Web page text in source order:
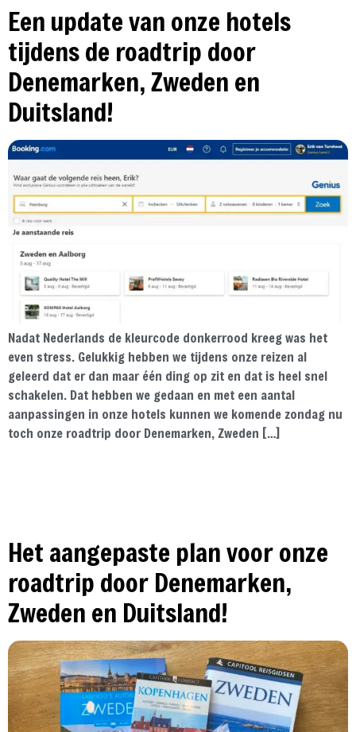
Een update van onze hotels
tijdens de roadtrip door
Denemarken, Zweden en
Duitsland!
Nadat Nederlands de kleurcode donkerrood kreeg was het
even stress. Gelukkig hebben we tijdens onze reizen al
geleerd dat er dan maar één ding op zit en dat is heel snel
schakelen. Dat hebben we gedaan en met een aantal
aanpassingen in onze hotels kunnen we komende zondag nu
toch onze roadtrip door Denemarken, Zweden […]
Het aangepaste plan voor onze
roadtrip door Denemarken,
Zweden en Duitsland!